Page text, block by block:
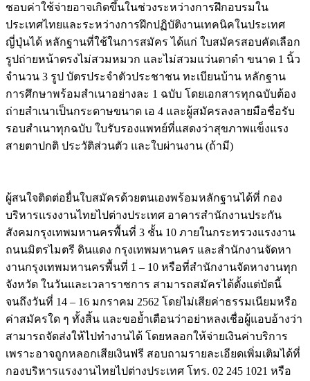
ชอบค่าใช้จ่ายอาจเกิดขึ้นในช่วงระหว่างการฝึกอบรมใน
ประเทศไทยและระหว่างการฝึกปฏิบัติงานเทคนิคในประเทศ
ญี่ปุ่นได้ หลักฐานที่ใช้ในการสมัคร ได้แก่ ใบสมัครสอบคัดเลือก
รูปถ่ายหน้าตรงไม่สวมหมวก และไม่สวมแว่นตาดำ ขนาด 1 นิ้ว
จำนวน 3 รูป บัตรประจำตัวประชาชน ทะเบียนบ้าน หลักฐาน
การศึกษาพร้อมสำเนาอย่างละ 1 ฉบับ โดยเอกสารทุกฉบับต้อง
ถ่ายสำเนาเป็นกระดาษขนาด เอ 4 และผู้สมัครลงลายมือชื่อรับ
รอบสำเนาทุกฉบับ ใบรับรองแพทย์ที่แสดงว่าสุขภาพแข็งแรง
สายตาปกติ ประวัติส่วนตัว และใบผ่านงาน (ถ้ามี)
ผู้สนใจติดต่อยื่นใบสมัครด้วยตนเองพร้อมหลักฐานได้ที่ กอง
บริหารแรงงานไทยไปต่างประเทศ อาคารสำนักงานประกัน
สังคมกรุงเทพมหานครพื้นที่ 3 ชั้น 10 ภายในกระทรวงแรงงาน
ถนนมิตรไมตรี ดินแดง กรุงเทพมหานคร และสำนักงานจัดหา
งานกรุงเทพมหานครพื้นที่ 1 – 10 หรือที่สำนักงานจัดหางานทุก
จังหวัด ในวันและเวลาราชการ สามารถสมัครได้ตั้งแต่บัดนี้
จนถึงวันที่ 14 – 16 มกราคม 2562 โดยไม่เสียค่าธรรมเนียมหรือ
ค่าสมัครใด ๆ ทั้งสิ้น และขอย้ำเตือนว่าอย่าหลงเชื่อผู้แอบอ้างว่า
สามารถจัดส่งให้ไปทำงานได้ โดยหลอกให้จ่ายเงินค่าบริการ
เพราะอาจถูกหลอกเสียเงินฟรี สอบถามรายละเอียดเพิ่มเติมได้ที่
กองบริหารแรงงานไทยไปต่างประเทศ โทร. 02 245 1021 หรือ